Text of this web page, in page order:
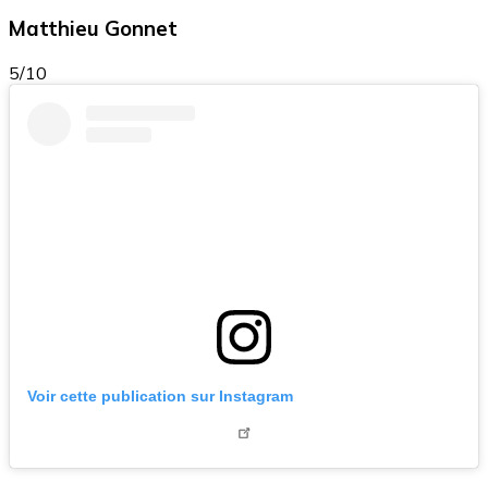
Matthieu Gonnet
5/10
Voir cette publication sur Instagram